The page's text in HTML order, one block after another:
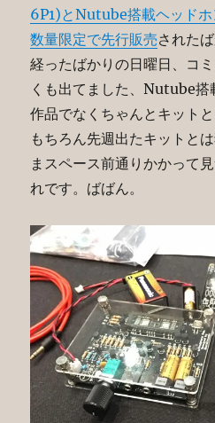
6P1)とNutube搭載ヘッド
数量限定で先行販売された
経ったばかりの日曜日、コ
くも出てました、Nutube搭
作品でなくちゃんとキット
もちろん先週出たキットと
まスペース前通りかかって
れです。ばばん。